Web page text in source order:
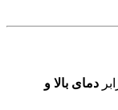
دمای بالا و